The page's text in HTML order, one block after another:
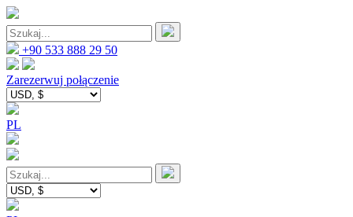
+90 533 888 29 50
Zarezerwuj połączenie
PL